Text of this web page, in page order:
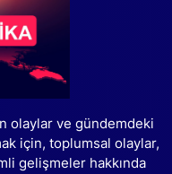
olaylar ve gündemdeki
için, toplumsal olaylar,
gelişmeler hakkında